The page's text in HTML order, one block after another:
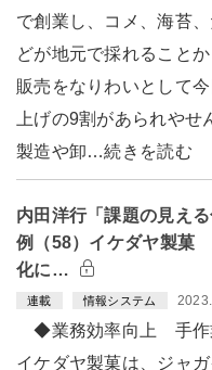
で創業し、コメ、海苔
どが地元で採れること
販売をなりわいとして
上げの9割があられやせ
製造や卸…続きを読む
内田洋行「課題の見え
例（58）イケダヤ製菓
化に…
連載 情報システム
◆業務効率向上 手
イケダヤ製菓は、ジャ